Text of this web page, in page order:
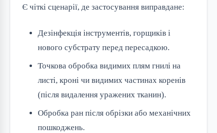
Є чіткі сценарії, де застосування виправдане:
Дезінфекція інструментів, горщиків і
нового субстрату перед пересадкою.
Точкова обробка видимих плям гнилі на
листі, кроні чи видимих частинах коренів
(після видалення уражених тканин).
Обробка ран після обрізки або механічних
пошкоджень.